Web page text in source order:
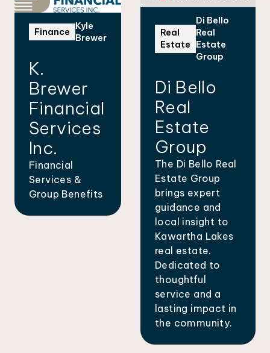
Finance
Kyle
Brewer
K.
Brewer
Financial
Services
Inc.
Financial
Services &
Group Benefits
Real
Estate
Di Bello
Real
Estate
Group
Di Bello
Real
Estate
Group
The Di Bello Real
Estate Group
brings expert
guidance and
local insight to
Kawartha Lakes
real estate.
Dedicated to
thoughtful
service and a
lasting impact in
the community.